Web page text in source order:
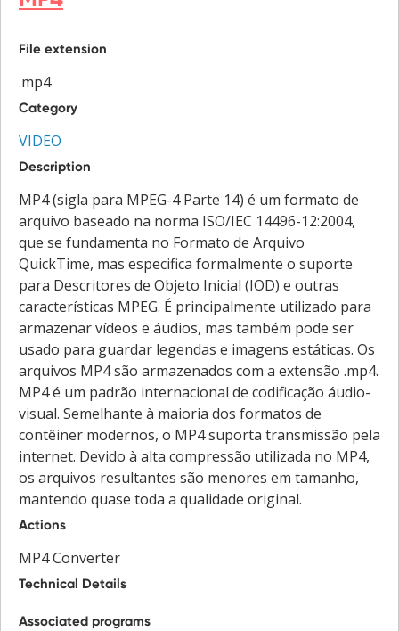
File extension
.mp4
Category
VIDEO
Description
MP4 (sigla para MPEG-4 Parte 14) é um formato de
arquivo baseado na norma ISO/IEC 14496-12:2004,
que se fundamenta no Formato de Arquivo
QuickTime, mas especifica formalmente o suporte
para Descritores de Objeto Inicial (IOD) e outras
características MPEG. É principalmente utilizado para
armazenar vídeos e áudios, mas também pode ser
usado para guardar legendas e imagens estáticas. Os
arquivos MP4 são armazenados com a extensão .mp4.
MP4 é um padrão internacional de codificação áudio-
visual. Semelhante à maioria dos formatos de
contêiner modernos, o MP4 suporta transmissão pela
internet. Devido à alta compressão utilizada no MP4,
os arquivos resultantes são menores em tamanho,
mantendo quase toda a qualidade original.
Actions
MP4 Converter
Technical Details
Associated programs